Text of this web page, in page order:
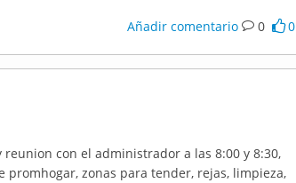
Añadir comentario 0 0
con el administrador a las 8:00 y 8:30,
zonas para tender, rejas, limpieza,